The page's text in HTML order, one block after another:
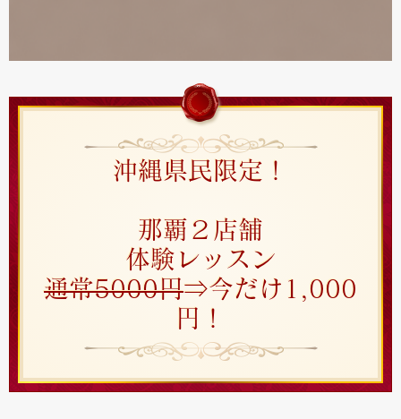
沖縄県民限定！
那覇２店舗
体験レッスン
通常5000円⇒今だけ1,000
円！